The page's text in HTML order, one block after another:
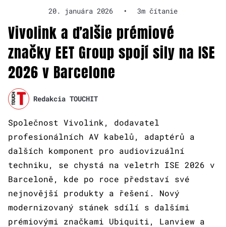
20. januára 2026 • 3m čítanie
Vivolink a ďalšie prémiové
značky EET Group spojí sily na ISE
2026 v Barcelone
Redakcia TOUCHIT
Společnost Vivolink, dodavatel
profesionálních AV kabelů, adaptérů a
dalších komponent pro audiovizuální
techniku, se chystá na veletrh ISE 2026 v
Barceloně, kde po roce představí své
nejnovější produkty a řešení. Nový
modernizovaný stánek sdílí s dalšími
prémiovými značkami Ubiquiti, Lanview a